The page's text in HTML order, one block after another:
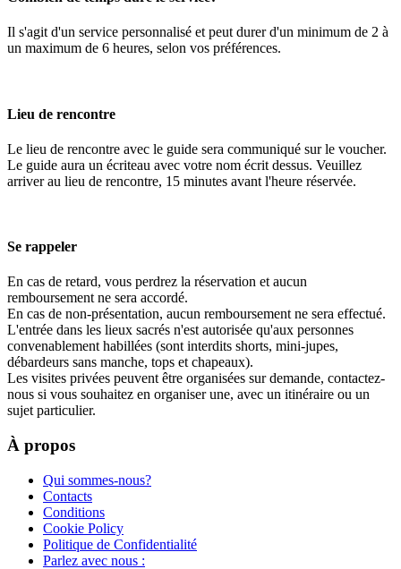
Il s'agit d'un service personnalisé et peut durer d'un minimum de 2 à
un maximum de 6 heures, selon vos préférences.
Lieu de rencontre
Le lieu de rencontre avec le guide sera communiqué sur le voucher.
Le guide aura un écriteau avec votre nom écrit dessus. Veuillez
arriver au lieu de rencontre, 15 minutes avant l'heure réservée.
Se rappeler
En cas de retard, vous perdrez la réservation et aucun
remboursement ne sera accordé.
En cas de non-présentation, aucun remboursement ne sera effectué.
L'entrée dans les lieux sacrés n'est autorisée qu'aux personnes
convenablement habillées (sont interdits shorts, mini-jupes,
débardeurs sans manche, tops et chapeaux).
Les visites privées peuvent être organisées sur demande, contactez-
nous si vous souhaitez en organiser une, avec un itinéraire ou un
sujet particulier.
À propos
Qui sommes-nous?
Contacts
Conditions
Cookie Policy
Politique de Confidentialité
Parlez avec nous :